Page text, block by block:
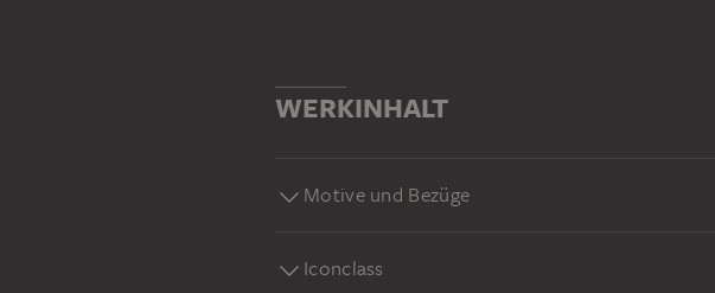
WERKINHALT
Motive und Bezüge
Iconclass